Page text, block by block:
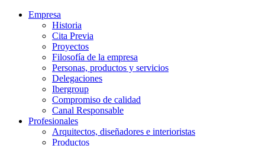
Empresa
Historia
Cita Previa
Proyectos
Filosofía de la empresa
Personas, productos y servicios
Delegaciones
Ibergroup
Compromiso de calidad
Canal Responsable
Profesionales
Arquitectos, diseñadores e interioristas
Productos